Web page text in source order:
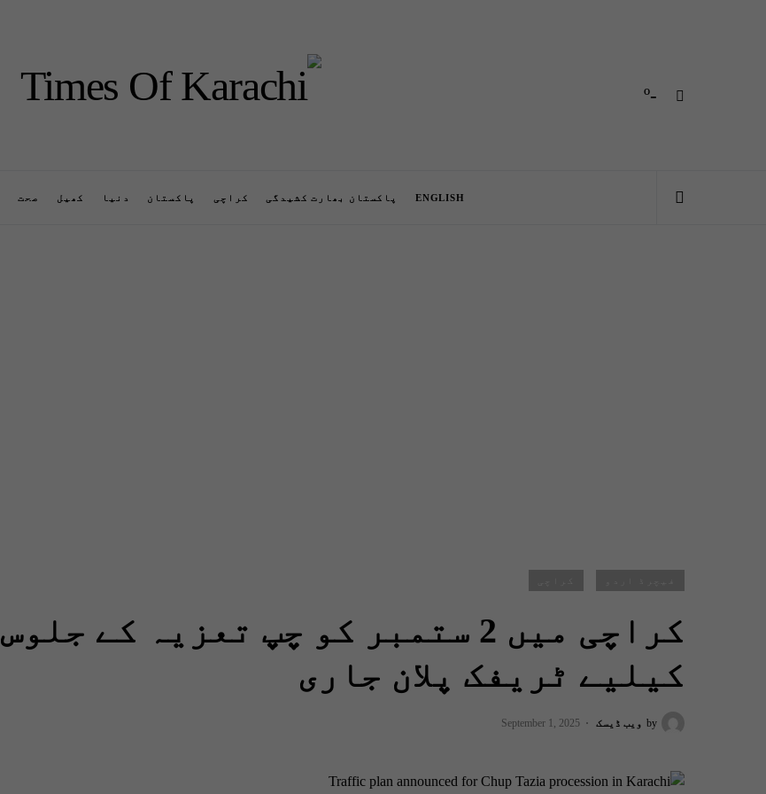
-º
ENGLISH پاکستان بھارت کشیدگی کراچی پاکستان دنیا کھیل صحت
کراچی میں 2 ستمبر کو چپ تعزیہ کے جلوس
کیلیے ٹریفک پلان جاری
by ویب ڈیسک September 1, 2025